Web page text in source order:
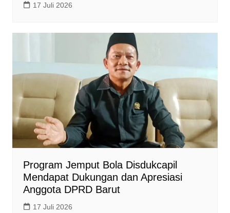
17 Juli 2026
Program Jemput Bola Disdukcapil
Mendapat Dukungan dan Apresiasi
Anggota DPRD Barut
17 Juli 2026